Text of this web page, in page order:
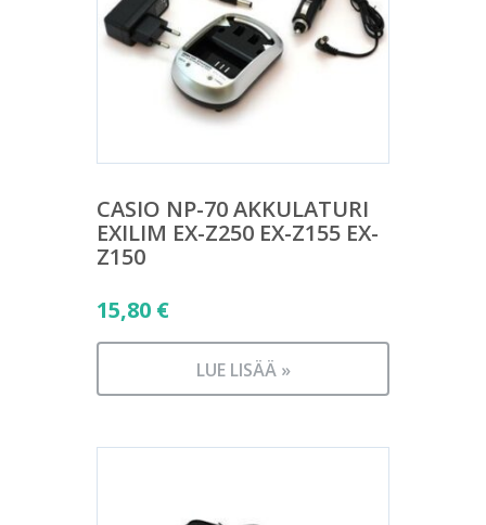
CASIO NP-70 AKKULATURI
EXILIM EX-Z250 EX-Z155 EX-
Z150
15,80 €
LUE LISÄÄ »